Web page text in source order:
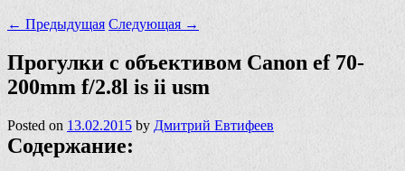
← Предыдущая Следующая →
Прогулки с объективом Canon ef 70-
200mm f/2.8l is ii usm
Posted on 13.02.2015 by Дмитрий Евтифеев
Содержание: